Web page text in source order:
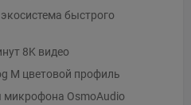
быстрого
8K видео
M цветовой профиль
микрофона OsmoAudio